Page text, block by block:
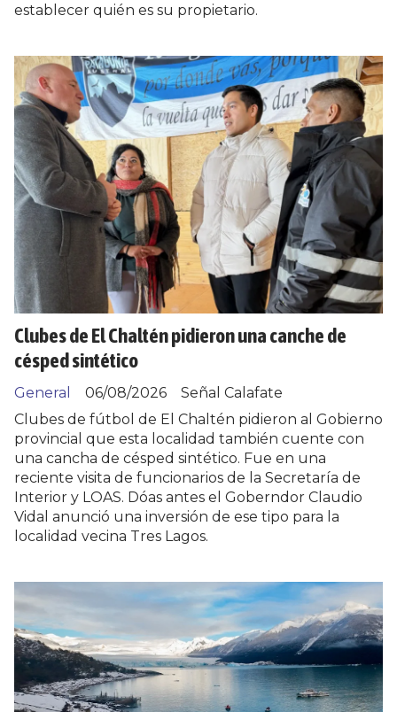
establecer quién es su propietario.
Clubes de El Chaltén pidieron una canche de
césped sintético
Señal Calafate
General
06/08/2026
Clubes de fútbol de El Chaltén pidieron al Gobierno
provincial que esta localidad también cuente con
una cancha de césped sintético. Fue en una
reciente visita de funcionarios de la Secretaría de
Interior y LOAS. Dóas antes el Goberndor Claudio
Vidal anunció una inversión de ese tipo para la
localidad vecina Tres Lagos.